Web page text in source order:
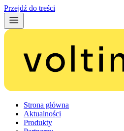
Przejdź do treści
Strona główna
Aktualności
Produkty